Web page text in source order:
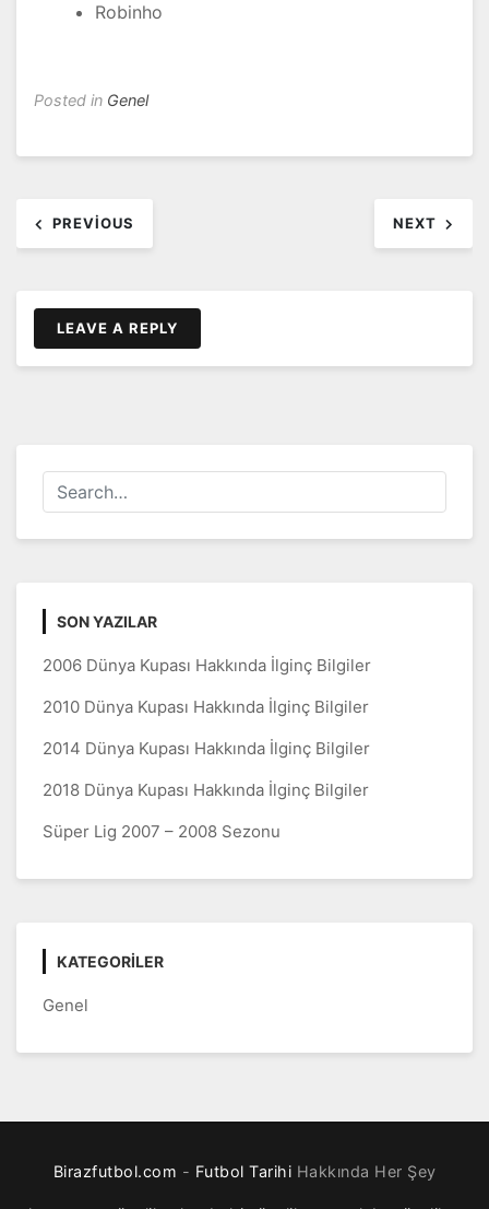
Robinho
Posted in Genel
dolaşımı
PREVIOUS NEXT
LEAVE A REPLY
SON YAZILAR
2006 Dünya Kupası Hakkında İlginç Bilgiler
2010 Dünya Kupası Hakkında İlginç Bilgiler
2014 Dünya Kupası Hakkında İlginç Bilgiler
2018 Dünya Kupası Hakkında İlginç Bilgiler
Süper Lig 2007 – 2008 Sezonu
KATEGORILER
Genel
Birazfutbol.com - Futbol Tarihi Hakkında Her Şey